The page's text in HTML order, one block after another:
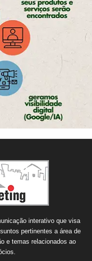
interativo que visa
pertinentes a área de
e temas relacionados ao